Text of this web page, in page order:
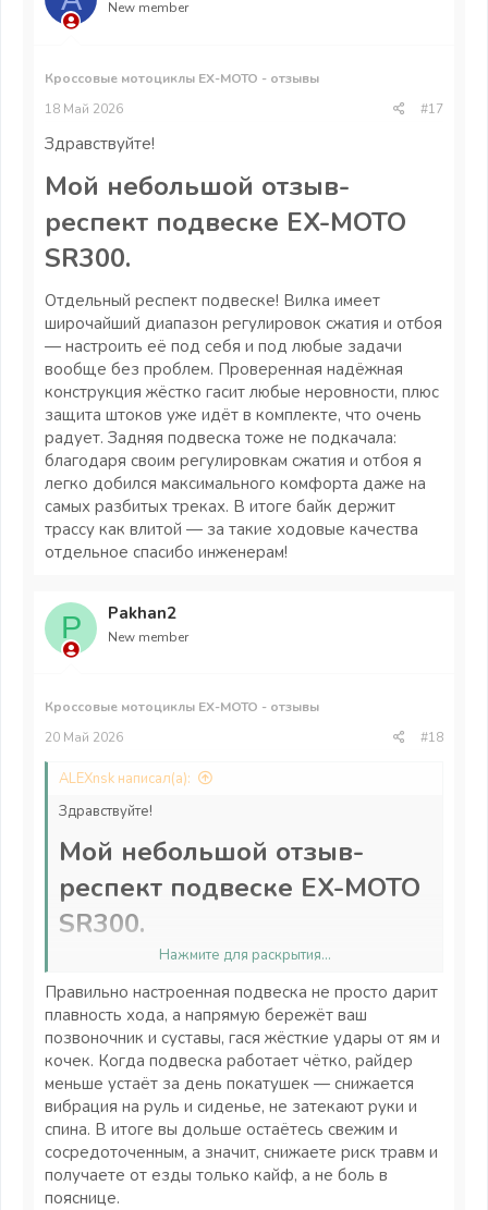
New member
Кроссовые мотоциклы EX-MOTO - отзывы
18 Май 2026
#17
Здравствуйте!
Мой небольшой отзыв-
респект подвеске EX-MOTO
SR300.​
Отдельный респект подвеске! Вилка имеет
широчайший диапазон регулировок сжатия и отбоя
— настроить её под себя и под любые задачи
вообще без проблем. Проверенная надёжная
конструкция жёстко гасит любые неровности, плюс
защита штоков уже идёт в комплекте, что очень
радует. Задняя подвеска тоже не подкачала:
благодаря своим регулировкам сжатия и отбоя я
легко добился максимального комфорта даже на
самых разбитых треках. В итоге байк держит
трассу как влитой — за такие ходовые качества
отдельное спасибо инженерам!
P Pakhan2
New member
Кроссовые мотоциклы EX-MOTO - отзывы
20 Май 2026
#18
ALEXnsk написал(а):
Здравствуйте!
Мой небольшой отзыв-
респект подвеске EX-MOTO
SR300.​
Отдельный респект подвеске! Вилка имеет
широчайший диапазон регулировок сжатия и отбоя —
настроить её под себя и под любые задачи вообще без
проблем. Проверенная надёжная конструкция жёстко
гасит любые неровности, плюс защита штоков уже
идёт в комплекте, что очень радует. Задняя подвеска
тоже не подкачала: благодаря своим регулировкам
сжатия и отбоя я легко добился максимального
комфорта даже на самых разбитых треках. В итоге
байк держит трассу как влитой — за такие ходовые
качества отдельное спасибо инженерам!
Нажмите для раскрытия...
Правильно настроенная подвеска не просто дарит
плавность хода, а напрямую бережёт ваш
позвоночник и суставы, гася жёсткие удары от ям и
кочек. Когда подвеска работает чётко, райдер
меньше устаёт за день покатушек — снижается
вибрация на руль и сиденье, не затекают руки и
спина. В итоге вы дольше остаётесь свежим и
сосредоточенным, а значит, снижаете риск травм и
получаете от езды только кайф, а не боль в
пояснице.